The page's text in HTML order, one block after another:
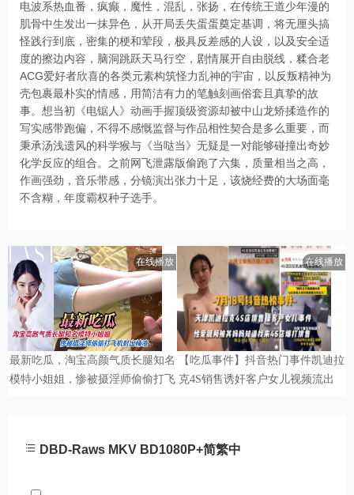
电波系热血番，疯癫，魔性，混乱，张扬，在传统王道少年漫的
肌骨中生发出一抹异色，从开局丢失蛋蛋奠定基调，将无厘头搞
怪践行到底，密集的梗和荤段，极具反差感的人设，以及安全适
度的擦边内容，脑洞跳跃天马行空，剧情展开自由脱线，糅合老
ACG爱好者欣喜的各类元素构筑怪力乱神的宇宙，以反叛精神为
壳包裹最朴实的情感，用简洁有力的笔触刻画俗套且真挚的故
事。想当初《电锯人》动画手握顶级资源却被中山龙矫揉造作的
写实感带跑偏，不得不感慨监督与作品相性契合是多么重要，而
秉承汤浅遗风的科学猴与《当哒当》无疑是一对能够碰撞出奇妙
化学反应的组合。之前网飞泄露版偷跑了六集，质量相当之高，
作画强劲，音乐带感，分镜演出张力十足，该烧经费的大场面毫
不含糊，年度霸权种子选手。
DBD-Raws MKV BD1080P+简繁中